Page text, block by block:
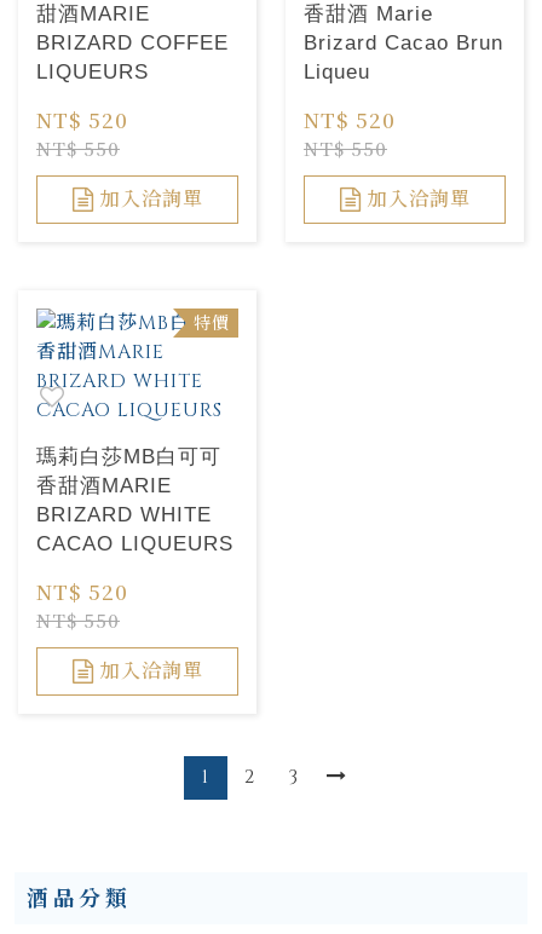
甜酒MARIE
BRIZARD COFFEE
LIQUEURS
NT$ 520
NT$ 550
加入洽詢單
香甜酒 Marie
Brizard Cacao Brun
Liqueu
NT$ 520
NT$ 550
加入洽詢單
特價
瑪莉白莎MB白可可
香甜酒MARIE
BRIZARD WHITE
CACAO LIQUEURS
NT$ 520
NT$ 550
加入洽詢單
1 2 3
酒品分類